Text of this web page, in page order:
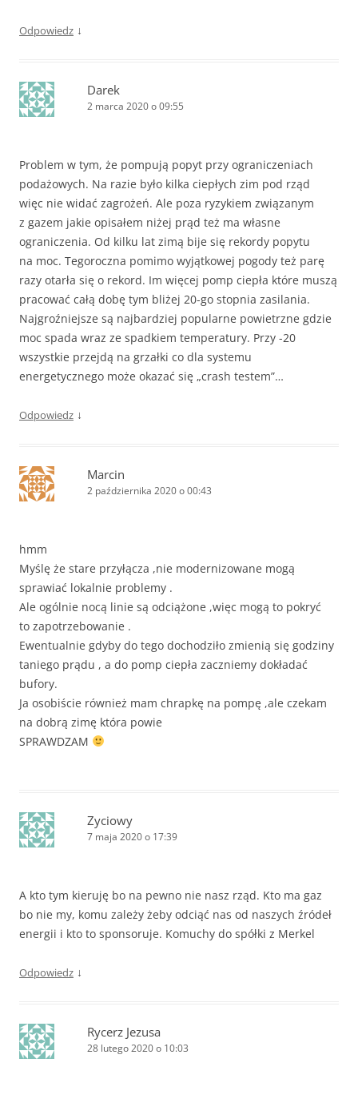
Odpowiedz ↓
Darek
2 marca 2020 o 09:55
Problem w tym, że pompują popyt przy ograniczeniach
podażowych. Na razie było kilka ciepłych zim pod rząd
więc nie widać zagrożeń. Ale poza ryzykiem związanym
z gazem jakie opisałem niżej prąd też ma własne
ograniczenia. Od kilku lat zimą bije się rekordy popytu
na moc. Tegoroczna pomimo wyjątkowej pogody też parę
razy otarła się o rekord. Im więcej pomp ciepła które muszą
pracować całą dobę tym bliżej 20-go stopnia zasilania.
Najgroźniejsze są najbardziej popularne powietrzne gdzie
moc spada wraz ze spadkiem temperatury. Przy -20
wszystkie przejdą na grzałki co dla systemu
energetycznego może okazać się „crash testem”…
Odpowiedz ↓
Marcin
2 października 2020 o 00:43
hmm
Myślę że stare przyłącza ,nie modernizowane mogą
sprawiać lokalnie problemy .
Ale ogólnie nocą linie są odciążone ,więc mogą to pokryć
to zapotrzebowanie .
Ewentualnie gdyby do tego dochodziło zmienią się godziny
taniego prądu , a do pomp ciepła zaczniemy dokładać
bufory.
Ja osobiście również mam chrapkę na pompę ,ale czekam
na dobrą zimę która powie
SPRAWDZAM
Zyciowy
7 maja 2020 o 17:39
A kto tym kieruję bo na pewno nie nasz rząd. Kto ma gaz
bo nie my, komu zależy żeby odciąć nas od naszych źródeł
energii i kto to sponsoruje. Komuchy do spółki z Merkel
Odpowiedz ↓
Rycerz Jezusa
28 lutego 2020 o 10:03